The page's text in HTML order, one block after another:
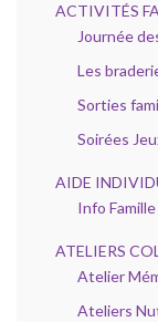
ACTIVITÉS
Journée
Les
Sorties
Soirées
AIDE
Info
ATELIERS
Atelier
Ateliers